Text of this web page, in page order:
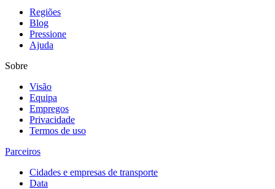
Regiões
Blog
Pressione
Ajuda
Sobre
Visão
Equipa
Empregos
Privacidade
Termos de uso
Parceiros
Cidades e empresas de transporte
Data